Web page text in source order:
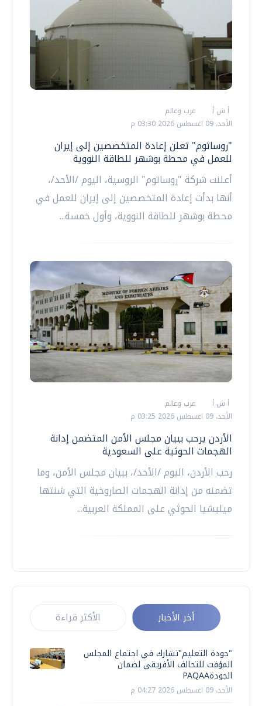
أ ش أ
عرب وعالم
الأحد، 09 اغسطس 2026 03:30 م
"روساتوم" تعلن إعادة المتخصصين إلى إيران
للعمل في محطة بوشهر للطاقة النووية
أعلنت شركة "روساتوم" الروسية، اليوم /الأحد/،
أنها بدأت إعادة المتخصصين إلى إيران للعمل في
محطة بوشهر للطاقة النووية، وأول خمسة...
أ ش أ
عرب وعالم
الأحد، 09 اغسطس 2026 03:25 م
الأردن يرحب ببيان مجلس الأمن المتضمن إدانة
الهجمات الحوثية على السعودية
رحب الأردن، اليوم /الأحد/، ببيان مجلس الأمن، وما
تضمنه من إدانة الهجمات الصاروخية التي شنتها
ميليشيا الحوثي على المملكة العربية...
أخر الأخبار الأكثر قراءة
"جودة التعليم"تشارك في اجتماع المجلس
المؤقت للتحالف الأفريقي لضمان
الجودةPAQAA
الأحد، 09 اغسطس 2026 04:27 م